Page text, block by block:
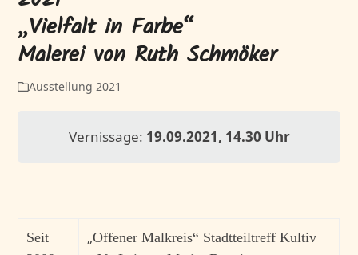
„Vielfalt in Farbe“
Malerei von Ruth Schmöker
Ausstellung 2021
Vernissage: 19.09.2021, 14.30 Uhr
Seit
„Offener Malkreis“ Stadtteiltreff Kultiv